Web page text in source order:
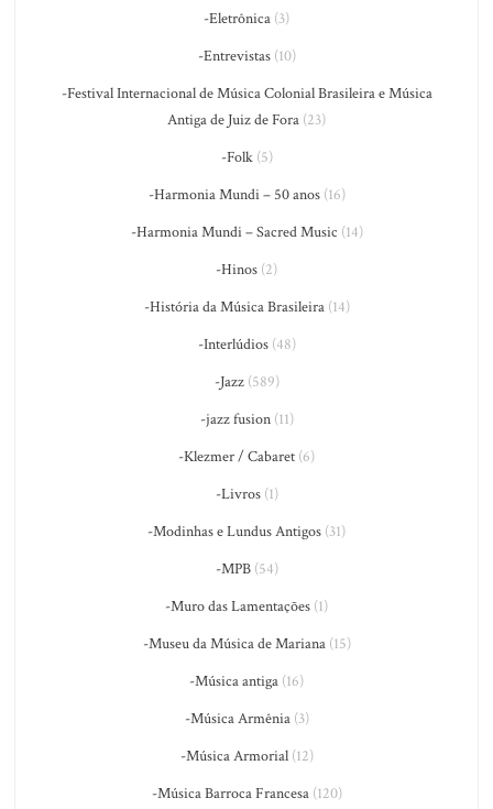
-Eletrônica (3)
-Entrevistas(10)
-Festival Internacional de Música Colonial Brasileira e Música
Antiga de Juiz de Fora (23)
-Folk(5)
-Harmonia Mundi – 50 anos(16)
-Harmonia Mundi – Sacred Music (14)
-Hinos (2)
-História da Música Brasileira(14)
-Interlúdios(48)
-Jazz(589)
-jazz fusion(11)
-Klezmer / Cabaret (6)
-Livros(1)
-Modinhas e Lundus Antigos (31)
-MPB(54)
-Muro das Lamentações (1)
-Museu da Música de Mariana(15)
-Música antiga (16)
-Música Armênia(3)
-Música Armorial(12)
-Música Barroca Francesa(120)